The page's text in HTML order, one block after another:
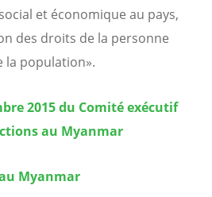
et économique au pays,
des droits de la personne
la population».
2015 du Comité exécutif
au Myanmar
Myanmar